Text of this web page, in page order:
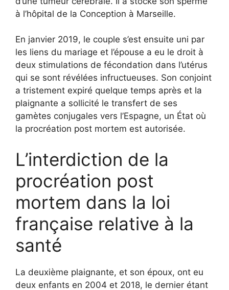
à l’hôpital de la Conception à Marseille.
En janvier 2019, le couple s’est ensuite uni par
les liens du mariage et l’épouse a eu le droit à
deux stimulations de fécondation dans l’utérus
qui se sont révélées infructueuses. Son conjoint
a tristement expiré quelque temps après et la
plaignante a sollicité le transfert de ses
gamètes conjugales vers l’Espagne, un État où
la procréation post mortem est autorisée.
L’interdiction de la
procréation post
mortem dans la loi
française relative à la
santé
La deuxième plaignante, et son époux, ont eu
deux enfants en 2004 et 2018, le dernier étant